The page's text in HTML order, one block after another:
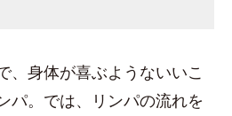
、身体が喜ぶようないいこ
パ。では、リンパの流れを